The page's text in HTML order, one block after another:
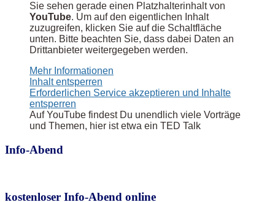
Sie sehen gerade einen Platzhalterinhalt von
YouTube. Um auf den eigentlichen Inhalt
zuzugreifen, klicken Sie auf die Schaltfläche
unten. Bitte beachten Sie, dass dabei Daten an
Drittanbieter weitergegeben werden.
Mehr Informationen
Inhalt entsperren
Erforderlichen Service akzeptieren und Inhalte
entsperren
Auf YouTube findest Du unendlich viele Vorträge
und Themen, hier ist etwa ein TED Talk
Info-Abend
kostenloser Info-Abend online